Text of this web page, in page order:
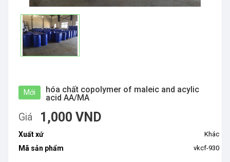
Mới
hóa chất copolymer of maleic and acylic
acid AA/MA
Giá 1,000 VND
Xuất xứ Khác
Mã sản phẩm vkcf-930